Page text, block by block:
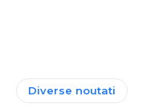
Diverse noutati